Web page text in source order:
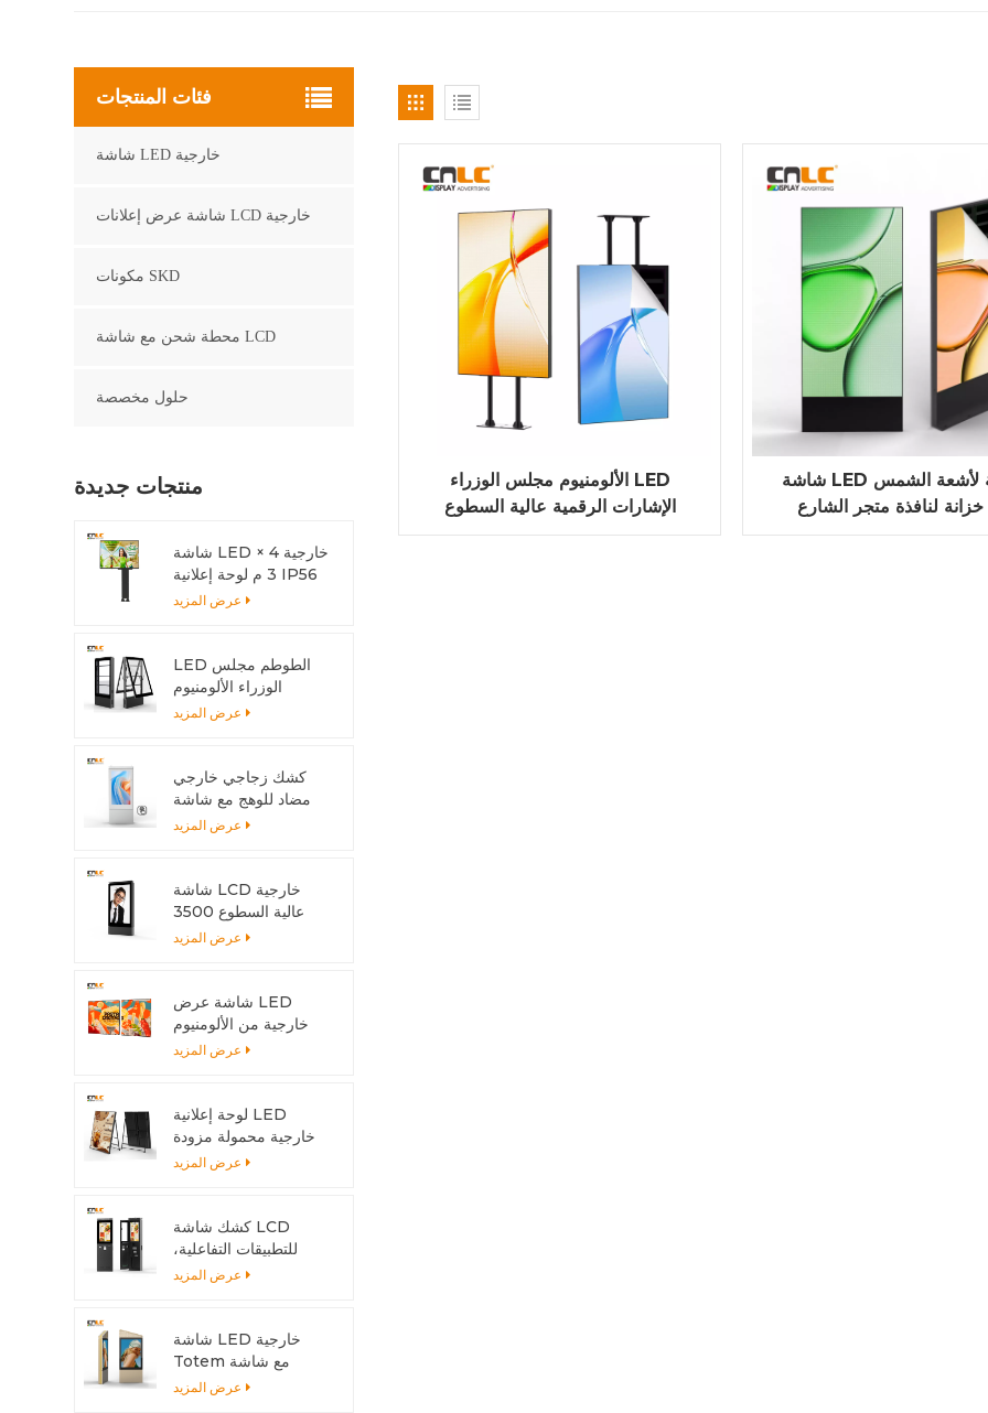
الألومنيوم مجلس الوزراء LED
الإشارات الرقمية عالية السطوع
لنوافذ المتجر
شاشة LED مرئية لأشعة الشمس
لنافذة متجر الشارع
فئات المنتجات
شاشة LED خارجية
شاشة عرض إعلانات LCD خارجية
مكونات SKD
محطة شحن مع شاشة LCD
حلول مخصصة
منتجات جديدة
شاشة LED خارجية 4 ×
3 م لوحة إعلانية IP56
LED
عرض المزيد
LED الطوطم مجلس
الوزراء الألومنيوم
الشخصي المضادة للتآكل
عرض المزيد
كشك زجاجي خارجي
مضاد للوهج مع شاشة
متعددة اللمس
عرض المزيد
شاشة LCD خارجية
عالية السطوع 3500
شمعة مع هيكل من
عرض المزيد
شاشة عرض LED
خارجية من الألومنيوم
قابلة للتركيب بسهولة
عرض المزيد
لوحة إعلانية LED
خارجية محمولة مزودة
ببطارية | شاشة عرض
عرض المزيد
كشك شاشة LCD
للتطبيقات التفاعلية،
هيكل خارجي من
عرض المزيد
شاشة LED خارجية
Totem مع شاشة
6500 شمعة - مزدوجة
عرض المزيد